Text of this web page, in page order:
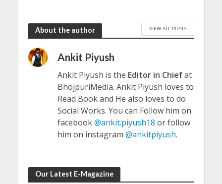
About the author VIEW ALL POSTS
Ankit Piyush
Ankit Piyush is the Editor in Chiefat
BhojpuriMedia. Ankit Piyush loves to
Read Book and He also loves to do
Social Works. You can Follow him on
facebook@ankit.piyush18 or follow
him on instagram @ankitpiyush.
Our Latest E-Magazine